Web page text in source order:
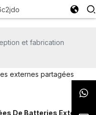
et fabrication
De Batteries Externes